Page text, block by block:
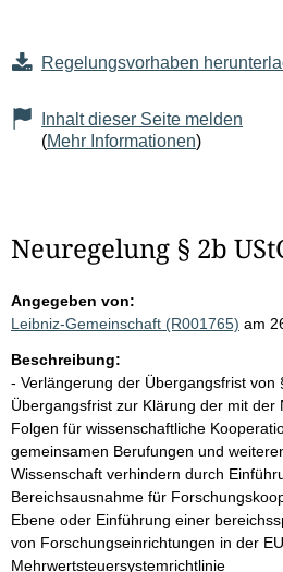
Regelungsvorhaben
Inhalt dieser Seite melden
(Mehr Informationen)
Neuregelung § 2b
Angegeben von:
Leibniz-Gemeinschaft (R001765) am
Beschreibung:
- Verlängerung der Übergangsfrist von
Übergangsfrist zur Klärung der mit der
Folgen für wissenschaftliche
gemeinsamen Berufungen und
Wissenschaft verhindern durch
Bereichsausnahme für
Ebene oder Einführung einer
von Forschungseinrichtungen in der
Mehrwertsteuersystemrichtlinie